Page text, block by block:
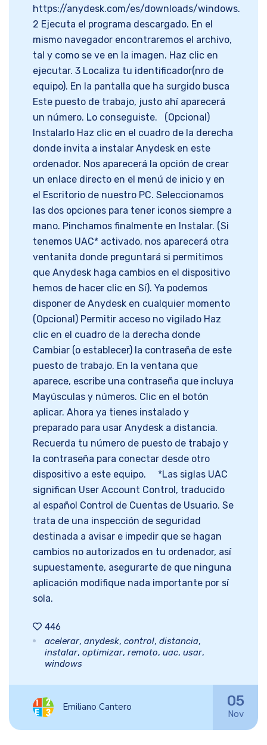
https://anydesk.com/es/downloads/windows.
2 Ejecuta el programa descargado. En el
mismo navegador encontraremos el archivo,
tal y como se ve en la imagen. Haz clic en
ejecutar. 3 Localiza tu identificador(nro de
equipo). En la pantalla que ha surgido busca
Este puesto de trabajo, justo ahí aparecerá
un número. Lo conseguiste. (Opcional)
Instalarlo Haz clic en el cuadro de la derecha
donde invita a instalar Anydesk en este
ordenador. Nos aparecerá la opción de crear
un enlace directo en el menú de inicio y en
el Escritorio de nuestro PC. Seleccionamos
las dos opciones para tener iconos siempre a
mano. Pinchamos finalmente en Instalar. (Si
tenemos UAC* activado, nos aparecerá otra
ventanita donde preguntará si permitimos
que Anydesk haga cambios en el dispositivo
hemos de hacer clic en Sí). Ya podemos
disponer de Anydesk en cualquier momento
(Opcional) Permitir acceso no vigilado Haz
clic en el cuadro de la derecha donde
Cambiar (o establecer) la contraseña de este
puesto de trabajo. En la ventana que
aparece, escribe una contraseña que incluya
Mayúsculas y números. Clic en el botón
aplicar. Ahora ya tienes instalado y
preparado para usar Anydesk a distancia.
Recuerda tu número de puesto de trabajo y
la contraseña para conectar desde otro
dispositivo a este equipo. *Las siglas UAC
significan User Account Control, traducido
al español Control de Cuentas de Usuario. Se
trata de una inspección de seguridad
destinada a avisar e impedir que se hagan
cambios no autorizados en tu ordenador, así
supuestamente, asegurarte de que ninguna
aplicación modifique nada importante por sí
sola.
446
acelerar, anydesk, control, distancia,
instalar, optimizar, remoto, uac, usar,
windows
Emiliano Cantero 05
Nov